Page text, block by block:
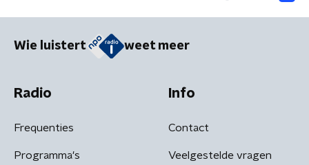
Wie luistert weet meer
Radio
Frequenties
Programma's
Info
Contact
Veelgestelde vragen